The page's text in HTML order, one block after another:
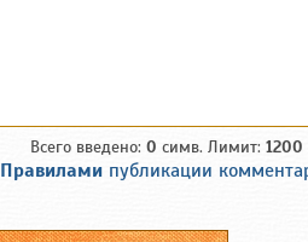
Всего введено: 0 симв. Лимит: 1200
Правилами публикации